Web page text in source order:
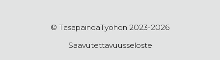
© TasapainoaTyöhön 2023-2026
Saavutettavuusseloste